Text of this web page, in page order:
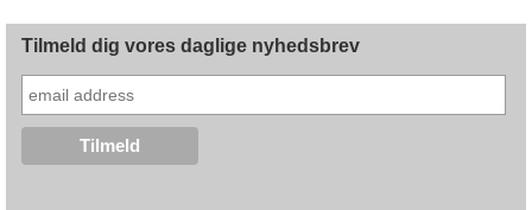
Tilmeld dig vores daglige nyhedsbrev